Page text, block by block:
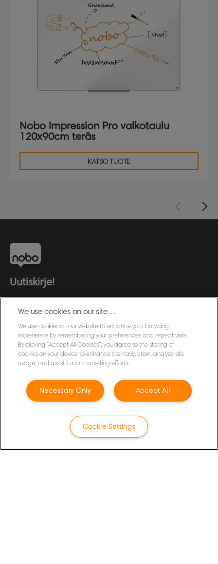
Nobo Impression Pro valkotaulu
120x90cm teräs
KATSO TUOTE
Uutiskirje!
tuotteista ja erikoistarjouksista. Saat tíedot suoraan
sähköpostiisi!
REKISTERÖIDY NYT
Tietosuojailmoitus
Evästeet
We use cookies on our site…
We use cookies on our website to enhance your browsing
experience by remembering your preferences and repeat visits.
By clicking “Accept All Cookies”, you agree to the storing of
cookies on your device to enhance site navigation, analyse site
usage, and assist in our marketing efforts.
Accept All
Necessary Only
Cookie Settings